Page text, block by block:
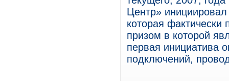
Центр»
которая
призом в которой
первая инициатива
подключений,